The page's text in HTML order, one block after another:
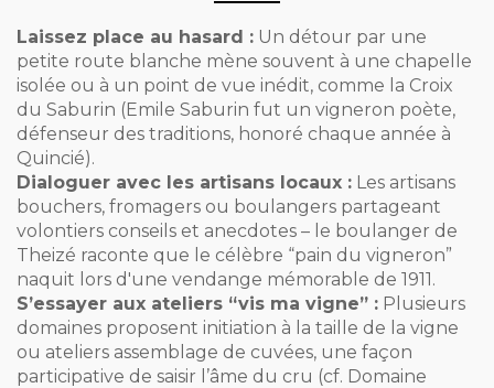
Laissez place au hasard : Un détour par une
petite route blanche mène souvent à une chapelle
isolée ou à un point de vue inédit, comme la Croix
du Saburin (Emile Saburin fut un vigneron poète,
défenseur des traditions, honoré chaque année à
Quincié).
Dialoguer avec les artisans locaux : Les artisans
bouchers, fromagers ou boulangers partageant
volontiers conseils et anecdotes – le boulanger de
Theizé raconte que le célèbre “pain du vigneron”
naquit lors d'une vendange mémorable de 1911.
S’essayer aux ateliers “vis ma vigne” : Plusieurs
domaines proposent initiation à la taille de la vigne
ou ateliers assemblage de cuvées, une façon
participative de saisir l’âme du cru (cf. Domaine